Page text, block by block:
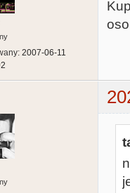
2007-06-11